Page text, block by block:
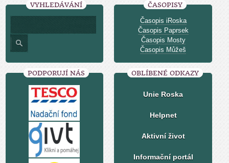
VYHLEDÁVÁNÍ ČASOPISY
Časopis iRoska
Časopis Paprsek
Časopis Mosty
Časopis Můžeš
PODPORUJÍ NÁS OBLÍBENÉ ODKAZY
Unie Roska
Helpnet
Aktivní život
Informační portál